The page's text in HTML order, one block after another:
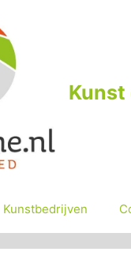
Kunst
Kunstbedrijven